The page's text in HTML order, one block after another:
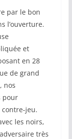
par le bon
l’ouverture.
et
en 28
de grand
nos
pour
jeu.
les noirs,
très